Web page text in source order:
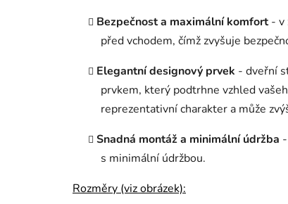
Bezpečnost a maximální komfort- v
před vchodem, čímž zvyšuje
Elegantní designový prvek - dveřní
prvkem, který podtrhne vzhled
reprezentativní charakter a může
Snadná montáž a minimální údržba
s minimální údržbou.
Rozměry (viz obrázek):